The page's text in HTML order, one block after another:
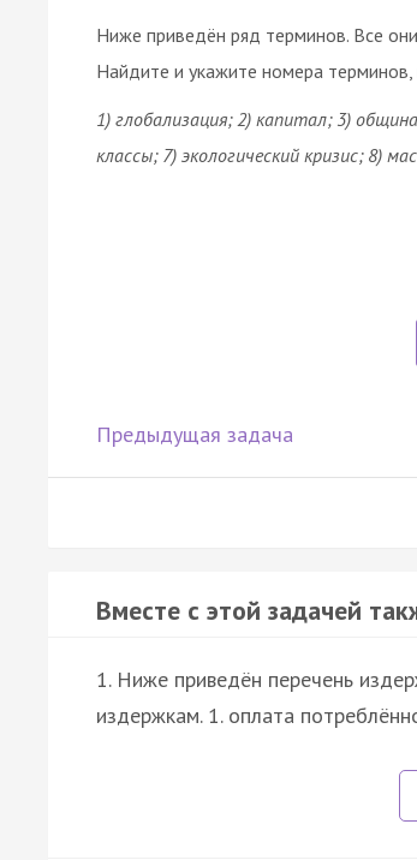
Ниже приведён ряд терминов. Все
Найдите и укажите номера
1) глобализация; 2) капитал; 3) община
классы; 7) экологический кризис; 8)
Предыдущая задача
Вместе с этой задачей
1. Ниже приведён перечень
издержкам. 1. оплата